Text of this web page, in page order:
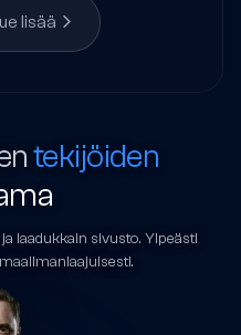
lisää
tekijöiden
laadukkain sivusto. Ylpeästi